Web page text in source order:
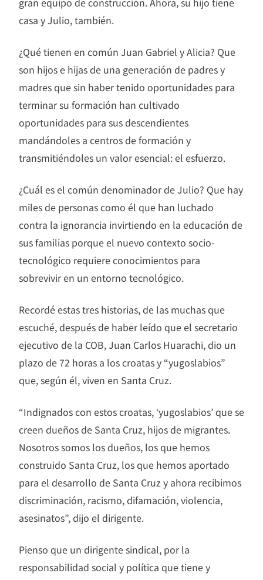
casa y Julio, también.
¿Qué tienen en común Juan Gabriel y Alicia? Que
son hijos e hijas de una generación de padres y
madres que sin haber tenido oportunidades para
terminar su formación han cultivado
oportunidades para sus descendientes
mandándoles a centros de formación y
transmitiéndoles un valor esencial: el esfuerzo.
¿Cuál es el común denominador de Julio? Que hay
miles de personas como él que han luchado
contra la ignorancia invirtiendo en la educación de
sus familias porque el nuevo contexto socio-
tecnológico requiere conocimientos para
sobrevivir en un entorno tecnológico.
Recordé estas tres historias, de las muchas que
escuché, después de haber leído que el secretario
ejecutivo de la COB, Juan Carlos Huarachi, dio un
plazo de 72 horas a los croatas y “yugoslabios”
que, según él, viven en Santa Cruz.
“Indignados con estos croatas, ‘yugoslabios’ que se
creen dueños de Santa Cruz, hijos de migrantes.
Nosotros somos los dueños, los que hemos
construido Santa Cruz, los que hemos aportado
para el desarrollo de Santa Cruz y ahora recibimos
discriminación, racismo, difamación, violencia,
asesinatos”, dijo el dirigente.
Pienso que un dirigente sindical, por la
responsabilidad social y política que tiene y